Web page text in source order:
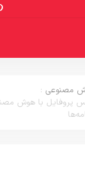
:
با هوش مصنوعی +